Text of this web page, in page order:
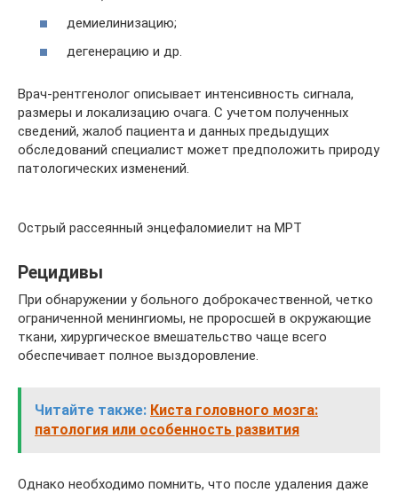
демиелинизацию;
дегенерацию и др.
Врач-рентгенолог описывает интенсивность сигнала,
размеры и локализацию очага. С учетом полученных
сведений, жалоб пациента и данных предыдущих
обследований специалист может предположить природу
патологических изменений.
Острый рассеянный энцефаломиелит на МРТ
Рецидивы
При обнаружении у больного доброкачественной, четко
ограниченной менингиомы, не проросшей в окружающие
ткани, хирургическое вмешательство чаще всего
обеспечивает полное выздоровление.
Читайте также: Киста головного мозга:
патология или особенность развития
Однако необходимо помнить, что после удаления даже